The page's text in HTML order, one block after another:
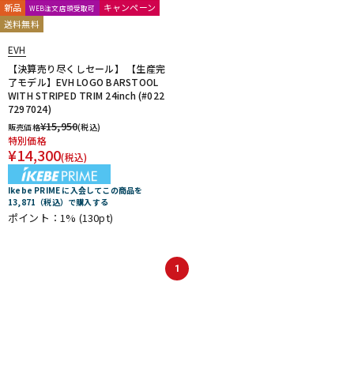
新品 WEB注文店頭受取可
キャンペーン
送料無料
EVH
【決算売り尽くしセール】 【生産完
了モデル】EVH LOGO BARSTOOL
WITH STRIPED TRIM 24inch (#022
7297024)
販売価格¥15,950(税込)
特別価格
¥14,300(税込)
Ikebe PRIME に入会してこの商品を
13,871（税込）で購入する
ポイント：1% (130pt)
1